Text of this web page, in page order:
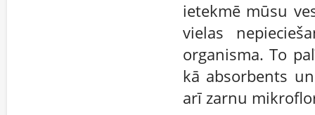
ietekmē mūsu
vielas
organisma. To
kā absorbents
arī zarnu